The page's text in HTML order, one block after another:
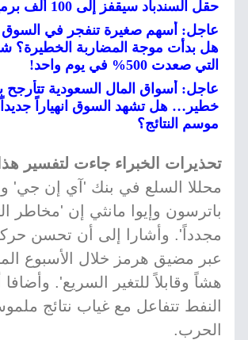
حقل السندباد سيقفز إلى 100 ألف برميل يومياً!
عاجل: أسهم صغيرة تنفجر في
هل بدأت موجة المضاربة الخطيرة؟
التي صعدت 500% في يوم واحد!
عاجل: أسواق المال السعودية
خطير… هل تشهد السوق انهياراً
موسم النتائج؟
تحذيرات الخبراء جاءت لتفسير
محللا السلع في بنك 'آي إن جي'
باترسون وإيوا مانثي إن 'مخاطر
مجدداً'. وأشارا إلى أن تحسن
عبر مضيق هرمز خلال الأسبوع
هشاً وقابلاً للتغير السريع'.
النفط تتفاعل مع غياب نتائج
الحرب.